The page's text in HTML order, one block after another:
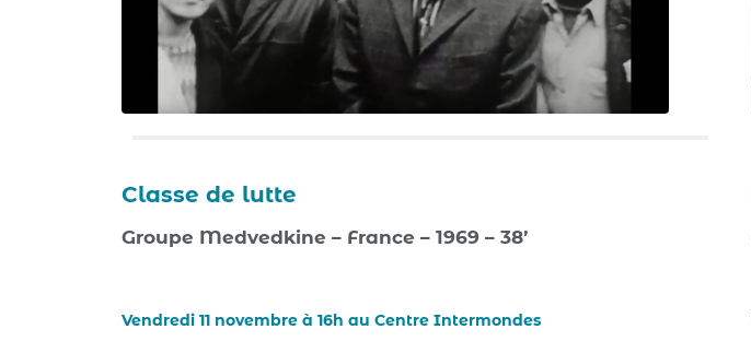
Classe de lutte
Groupe Medvedkine – France – 1969 – 38’
Vendredi 11 novembre à 16h au Centre Intermondes